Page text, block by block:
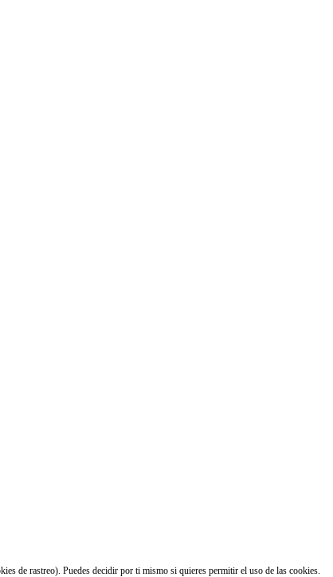
de rastreo). Puedes decidir por ti mismo si quieres permitir el uso de las cookies.